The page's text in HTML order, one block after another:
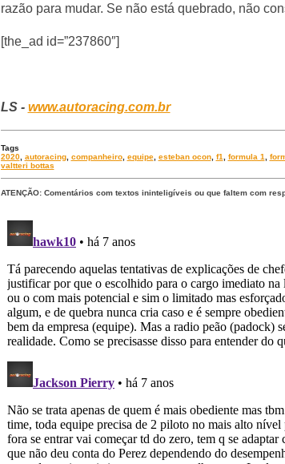
razão para mudar. Se não está quebrado, não
[the_ad id=”237860″]
LS - www.autoracing.com.br
Tags
2020, autoracing, companheiro, equipe, esteban ocon, f1 formula 1
valtteri bottas
ATENÇÃO: Comentários com textos ininteligíveis ou que faltem com